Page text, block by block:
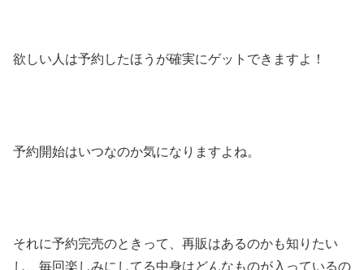
欲しい人は予約したほうが確実にゲットできますよ！
予約開始はいつなのか気になりますよね。
それに予約完売のときって、再販はあるのかも知りたい
し、毎回楽しみにしてる中身はどんなものが入っているの